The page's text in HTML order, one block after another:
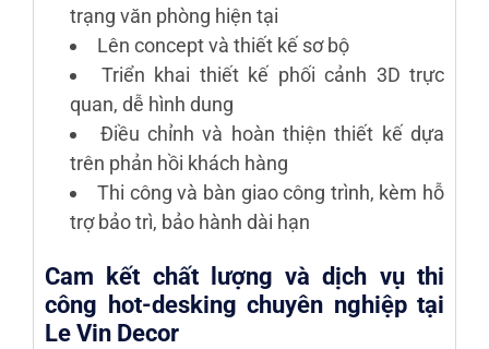
trạng văn phòng hiện tại
Lên concept và thiết kế sơ bộ
Triển khai thiết kế phối cảnh 3D trực
quan, dễ hình dung
Điều chỉnh và hoàn thiện thiết kế dựa
trên phản hồi khách hàng
Thi công và bàn giao công trình, kèm hỗ
trợ bảo trì, bảo hành dài hạn
Cam kết chất lượng và dịch vụ thi
công hot-desking chuyên nghiệp tại
Le Vin Decor